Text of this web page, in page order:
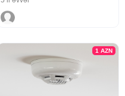
1 AZN